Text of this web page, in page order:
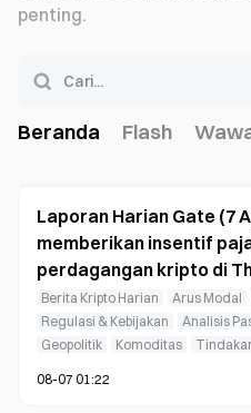
penting.
Beranda Flash
Laporan Harian Gate (7
memberikan insentif
perdagangan kripto di
pajak keuntungan modal
Berita Kripto Harian Arus Modal
Regulasi & Kebijakan
Analisis
Geopolitik
Komoditas
08-07 01:22